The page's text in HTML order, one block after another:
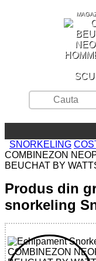
SNORKELING
COMBINEZON
BEUCHAT BY
Produs din
snorkeling